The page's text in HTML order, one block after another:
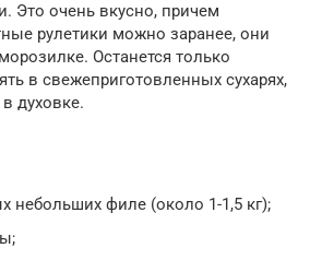
Это очень вкусно, причем
рулетики можно заранее, они
Останется только
в свежеприготовленных сухарях,
духовке.
небольших филе (около 1-1,5 кг);